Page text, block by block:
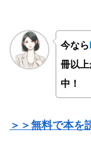
今なら
冊以
中！
＞＞無料で本を